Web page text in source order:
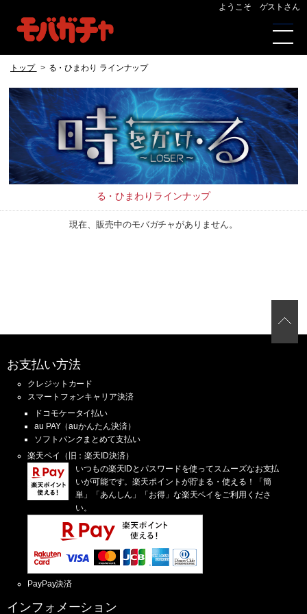
ようこそ ゲストさん
トップ る・ひまわり ラインナップ
る・ひまわりラインナップ
現在、販売中のモバガチャがありません。
お支払い方法
クレジットカード
スマートフォンキャリア決済
ドコモケータイ払い
au PAY（auかんたん決済）
ソフトバンクまとめて支払い
楽天ペイ（旧：楽天ID決済）
いつもの楽天IDとパスワードを使ってスムーズなお支払
いが可能です。楽天ポイントが貯まる・使える！「簡
単」「あんしん」「お得」な楽天ペイをご利用くださ
い。
PayPay決済
インフォメーション